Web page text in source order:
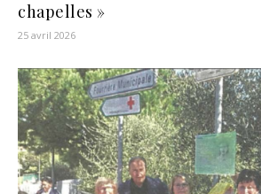
chapelles »
25 avril 2026